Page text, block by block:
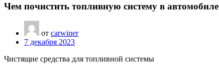
Чем почистить топливную систему в автомобиле
от carwiner
7 декабря 2023
Чистящие средства для топливной системы